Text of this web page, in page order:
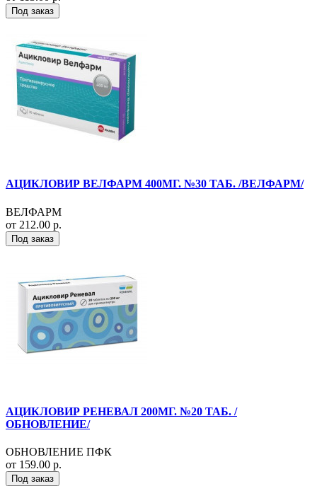
Под заказ
АЦИКЛОВИР ВЕЛФАРМ 400МГ. №30 ТАБ. /ВЕЛФАРМ/
ВЕЛФАРМ
от 212.00 р.
Под заказ
АЦИКЛОВИР РЕНЕВАЛ 200МГ. №20 ТАБ. /
ОБНОВЛЕНИЕ/
ОБНОВЛЕНИЕ ПФК
от 159.00 р.
Под заказ